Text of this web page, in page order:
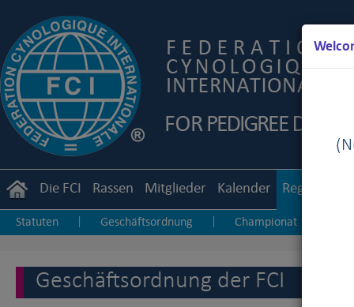
Die FCI Rassen Mitglieder Kalender Reglemente
Statuten Geschäftsordnung Championat
Geschäftsordnung der FCI